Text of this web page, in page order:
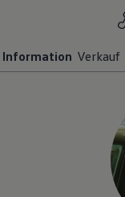
Information Verkauf